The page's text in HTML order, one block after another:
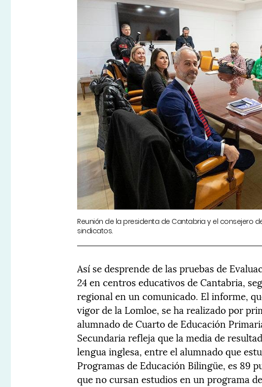
Reunión de la presidenta de Cantabria y el consejero
sindicatos.
Así se desprende de las pruebas de
24 en centros educativos de Cantabria,
regional en un comunicado. El informe,
vigor de la Lomloe, se ha realizado por
alumnado de Cuarto de Educación
Secundaria refleja que la media de
lengua inglesa, entre el alumnado que
Programas de Educación Bilingüe, es 89
que no cursan estudios en un programa